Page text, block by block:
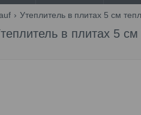
Утеплитель в плитах 5 см
в плитах 5